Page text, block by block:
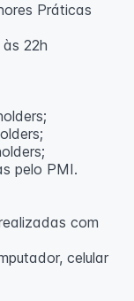
e horário e os
o curso
Práticas
22h
pelo PMI.
com
celular